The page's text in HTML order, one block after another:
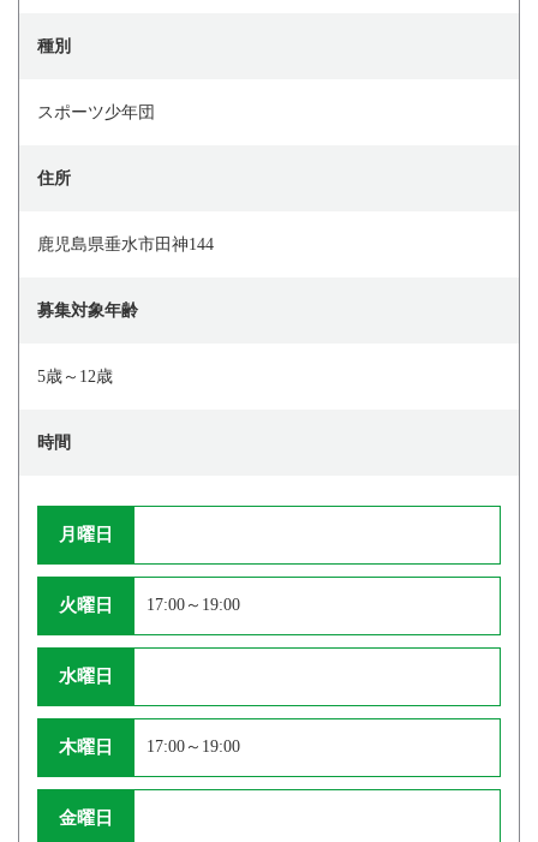
種別
スポーツ少年団
住所
鹿児島県垂水市田神144
募集対象年齢
5歳～12歳
時間
月曜日
火曜日 17:00～19:00
水曜日
木曜日 17:00～19:00
金曜日